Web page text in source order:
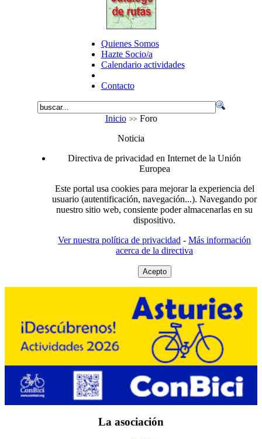
Quienes Somos
Hazte Socio/a
Calendario actividades
Contacto
Inicio
Foro
Noticia
Directiva de privacidad en Internet de la Unión
Europea
Este portal usa cookies para mejorar la experiencia del
usuario (autentificación, navegación...). Navegando por
nuestro sitio web, consiente poder almacenarlas en su
dispositivo.
Ver nuestra política de privacidad - Más información
acerca de la directiva
Acepto
La asociación